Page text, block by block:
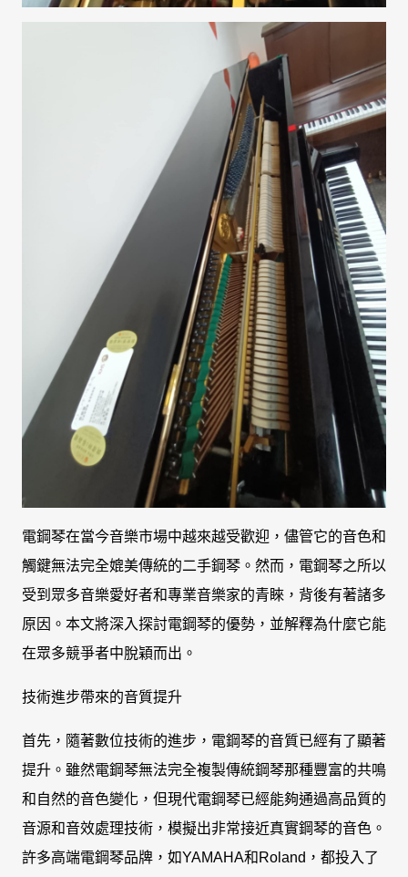
電鋼琴在當今音樂市場中越來越受歡迎，儘管它的音色和
觸鍵無法完全媲美傳統的二手鋼琴。然而，電鋼琴之所以
受到眾多音樂愛好者和專業音樂家的青睞，背後有著諸多
原因。本文將深入探討電鋼琴的優勢，並解釋為什麼它能
在眾多競爭者中脫穎而出。
技術進步帶來的音質提升
首先，隨著數位技術的進步，電鋼琴的音質已經有了顯著
提升。雖然電鋼琴無法完全複製傳統鋼琴那種豐富的共鳴
和自然的音色變化，但現代電鋼琴已經能夠通過高品質的
音源和音效處理技術，模擬出非常接近真實鋼琴的音色。
許多高端電鋼琴品牌，如YAMAHA和Roland，都投入了